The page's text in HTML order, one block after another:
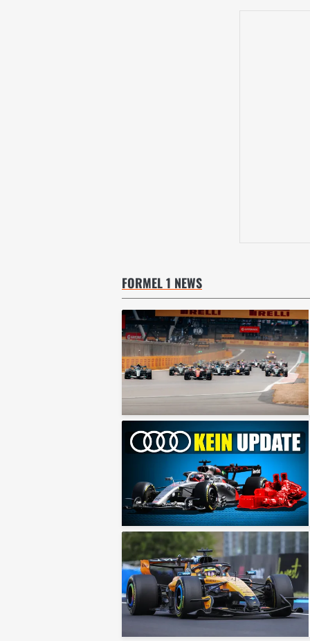
FORMEL 1 NEWS